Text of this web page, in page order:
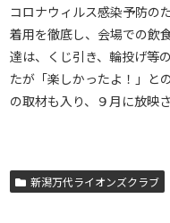
コロナウィルス感染予防の
着用を徹底し、会場での飲
達は、くじ引き、輪投げ等
たが「楽しかったよ！」と
の取材も入り、９月に放映さ
新潟万代ライオンズクラブ